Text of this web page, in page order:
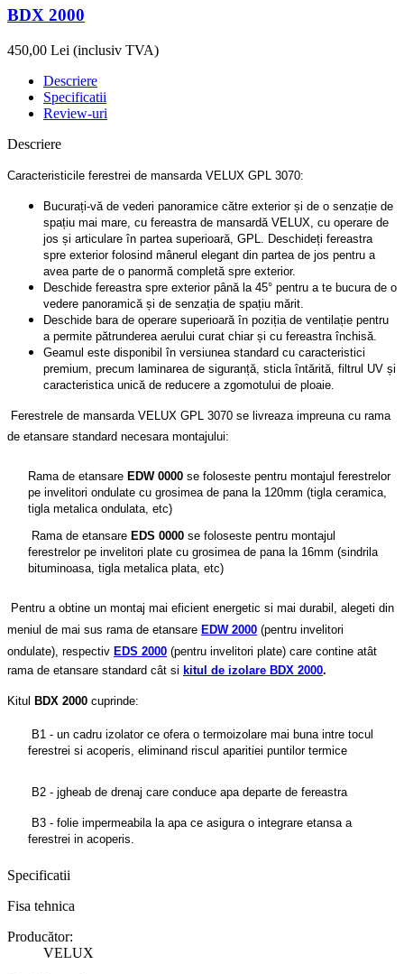
BDX 2000
450,00 Lei (inclusiv TVA)
Descriere
Specificatii
Review-uri
Descriere
Caracteristicile ferestrei de mansarda VELUX GPL 3070:
Bucurați-vă de vederi panoramice către exterior și de o senzație de
spațiu mai mare, cu fereastra de mansardă VELUX, cu operare de
jos și articulare în partea superioară, GPL. Deschideți fereastra
spre exterior folosind mânerul elegant din partea de jos pentru a
avea parte de o panormă completă spre exterior.
Deschide fereastra spre exterior până la 45° pentru a te bucura de o
vedere panoramică și de senzația de spațiu mărit.
Deschide bara de operare superioară în poziția de ventilație pentru
a permite pătrunderea aerului curat chiar și cu fereastra închisă.
Geamul este disponibil în versiunea standard cu caracteristici
premium, precum laminarea de siguranță, sticla întărită, filtrul UV și
caracteristica unică de reducere a zgomotului de ploaie.
Ferestrele de mansarda VELUX GPL 3070 se livreaza impreuna cu rama
de etansare standard necesara montajului:
Rama de etansare EDW 0000 se foloseste pentru montajul ferestrelor
pe invelitori ondulate cu grosimea de pana la 120mm (tigla ceramica,
tigla metalica ondulata, etc)
Rama de etansare EDS 0000 se foloseste pentru montajul
ferestrelor pe invelitori plate cu grosimea de pana la 16mm (sindrila
bituminoasa, tigla metalica plata, etc)
Pentru a obtine un montaj mai eficient energetic si mai durabil, alegeti din
meniul de mai sus rama de etansare EDW 2000 (pentru invelitori
ondulate), respectiv EDS 2000 (pentru invelitori plate) care contine atât
rama de etansare standard cât si kitul de izolare BDX 2000.
Kitul BDX 2000 cuprinde:
B1 - un cadru izolator ce ofera o termoizolare mai buna intre tocul
ferestrei si acoperis, eliminand riscul aparitiei puntilor termice
B2 - jgheab de drenaj care conduce apa departe de fereastra
B3 - folie impermeabila la apa ce asigura o integrare etansa a
ferestrei in acoperis.
Specificatii
Fisa tehnica
Producător:
VELUX